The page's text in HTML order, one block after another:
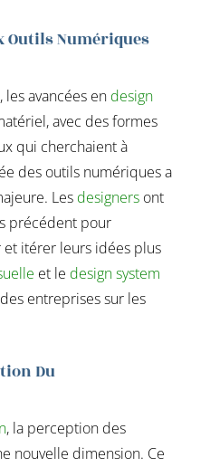
Outils Numériques
les avancées en design
avec des formes
qui cherchaient à
des outils numériques a
Les designers ont
précédent pour
itérer leurs idées plus
et le design system
entreprises sur les
Du
, la perception des
nouvelle dimension. Ce